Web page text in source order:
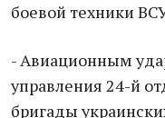
боевой техники
- Авиационным
управления 24-й
бригады